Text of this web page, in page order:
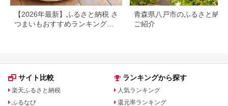
【2026年最新】ふるさと納税 さ
つまいもおすすめランキング｜
青森県八戸市のふるさと納税
ご紹介
サイト比較
楽天ふるさと納税
ふるなび
ランキングから探す
人気ランキング
還元率ランキング